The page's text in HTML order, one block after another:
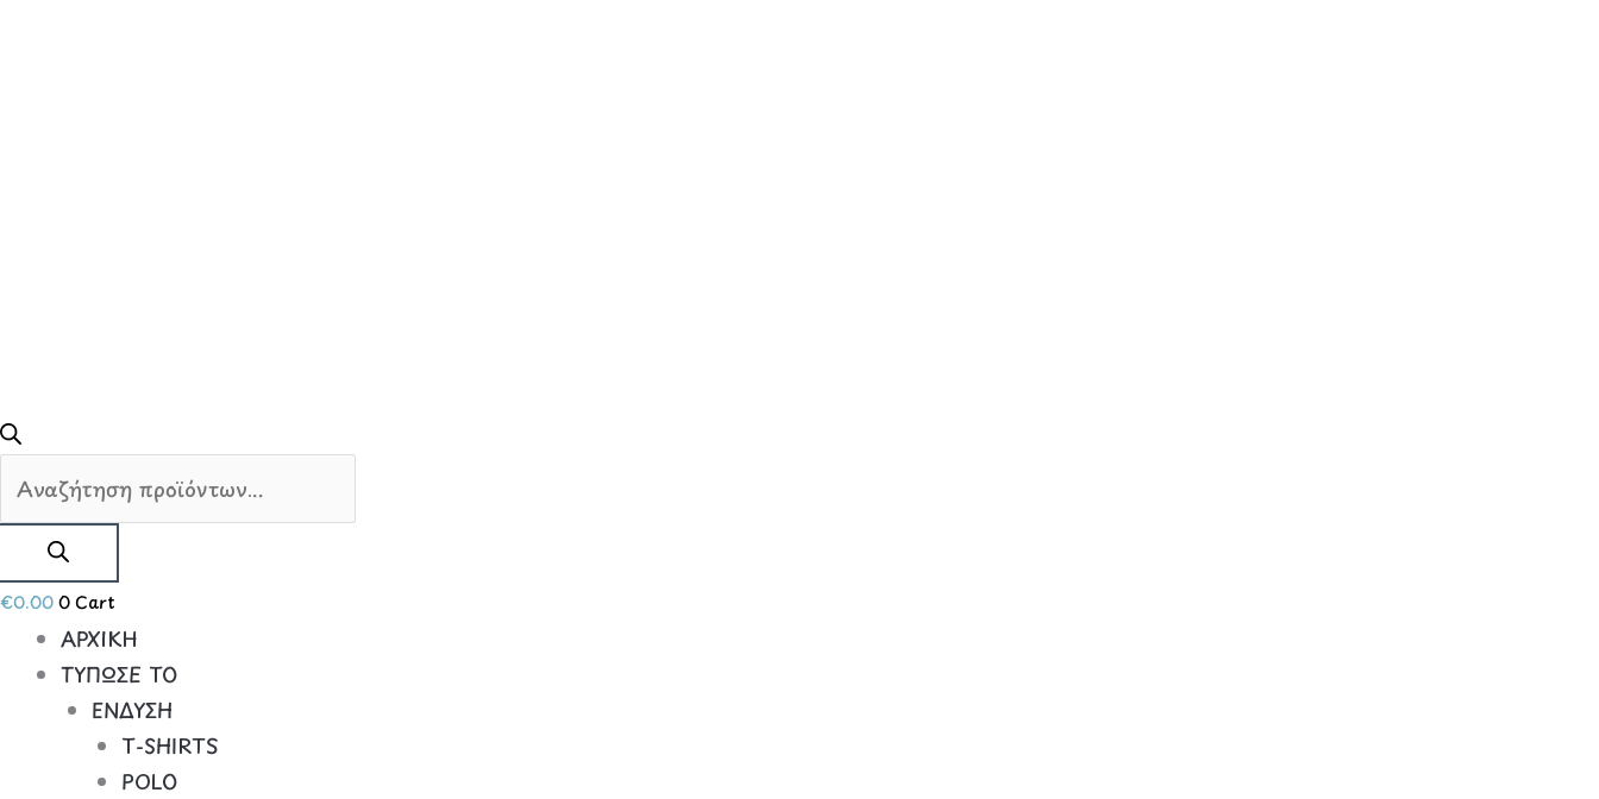
€0.000 Cart
ΑΡΧΙΚΗ
ΤΥΠΩΣΕ ΤΟ
ΕΝΔΥΣΗ
Τ-SHIRTS
POLO